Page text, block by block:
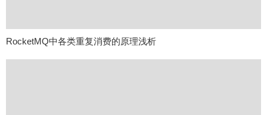
RocketMQ中各类重复消费的原理浅析